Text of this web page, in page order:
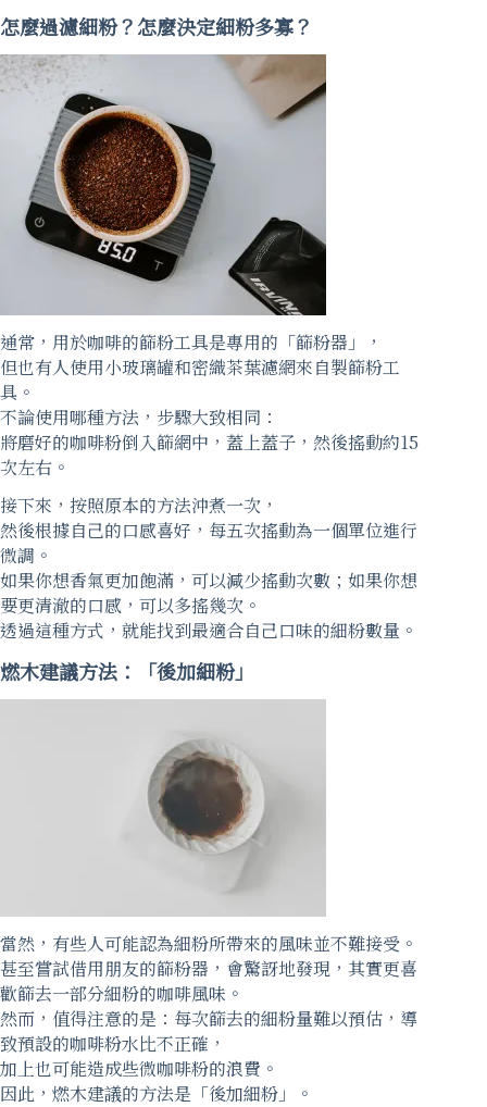
怎麼過濾細粉？怎麼決定細粉多寡？
通常，用於咖啡的篩粉工具是專用的「篩粉器」，
但也有人使用小玻璃罐和密織茶葉濾網來自製篩粉工
具。
不論使用哪種方法，步驟大致相同：
將磨好的咖啡粉倒入篩網中，蓋上蓋子，然後搖動約15
次左右。
接下來，按照原本的方法沖煮一次，
然後根據自己的口感喜好，每五次搖動為一個單位進行
微調。
如果你想香氣更加飽滿，可以減少搖動次數；如果你想
要更清澈的口感，可以多搖幾次。
透過這種方式，就能找到最適合自己口味的細粉數量。
燃木建議方法：「後加細粉」
當然，有些人可能認為細粉所帶來的風味並不難接受。
甚至嘗試借用朋友的篩粉器，會驚訝地發現，其實更喜
歡篩去一部分細粉的咖啡風味。
然而，值得注意的是：每次篩去的細粉量難以預估，導
致預設的咖啡粉水比不正確，
加上也可能造成些微咖啡粉的浪費。
因此，燃木建議的方法是「後加細粉」。